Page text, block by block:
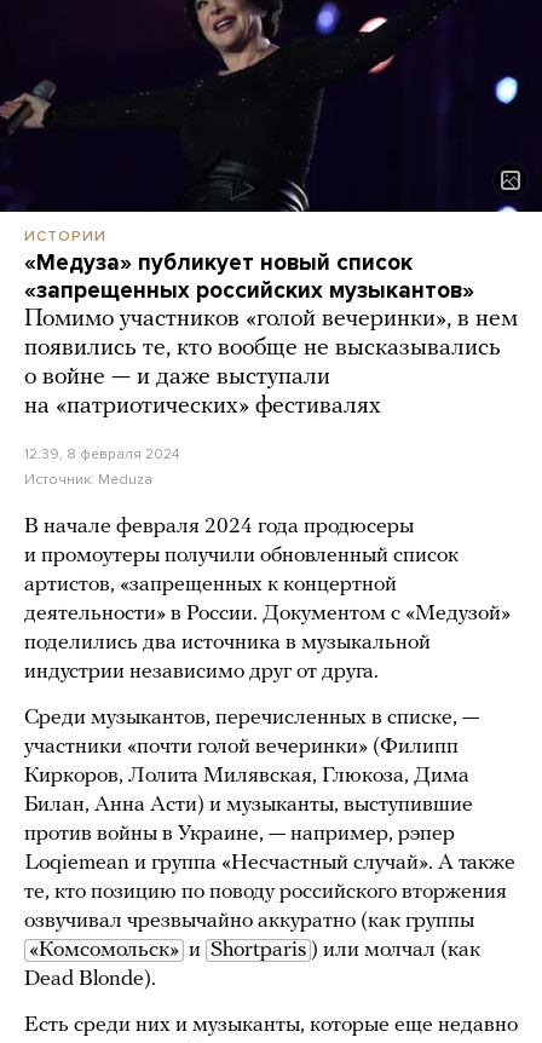
ИСТОРИИ
«Медуза» публикует новый список
«запрещенных российских музыкантов»
Помимо участников «голой вечеринки», в нем
появились те, кто вообще не высказывались
о войне — и даже выступали
на «патриотических» фестивалях
12:39, 8 февраля 2024
Источник: Meduza
В начале февраля 2024 года продюсеры
и промоутеры получили обновленный список
артистов, «запрещенных к концертной
деятельности» в России. Документом с «Медузой»
поделились два источника в музыкальной
индустрии независимо друг от друга.
Среди музыкантов, перечисленных в списке, —
участники «почти голой вечеринки» (Филипп
Киркоров, Лолита Милявская, Глюкоза, Дима
Билан, Анна Асти) и музыканты, выступившие
против войны в Украине, — например, рэпер
Loqiemean и группа «Несчастный случай». А также
те, кто позицию по поводу российского вторжения
озвучивал чрезвычайно аккуратно (как группы
«Комсомольск» и Shortparis ) или молчал (как
Dead Blonde).
Есть среди них и музыканты, которые еще недавно